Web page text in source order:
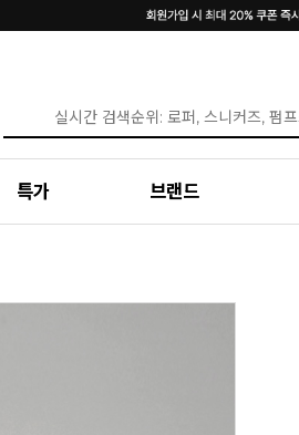
특가 브랜드